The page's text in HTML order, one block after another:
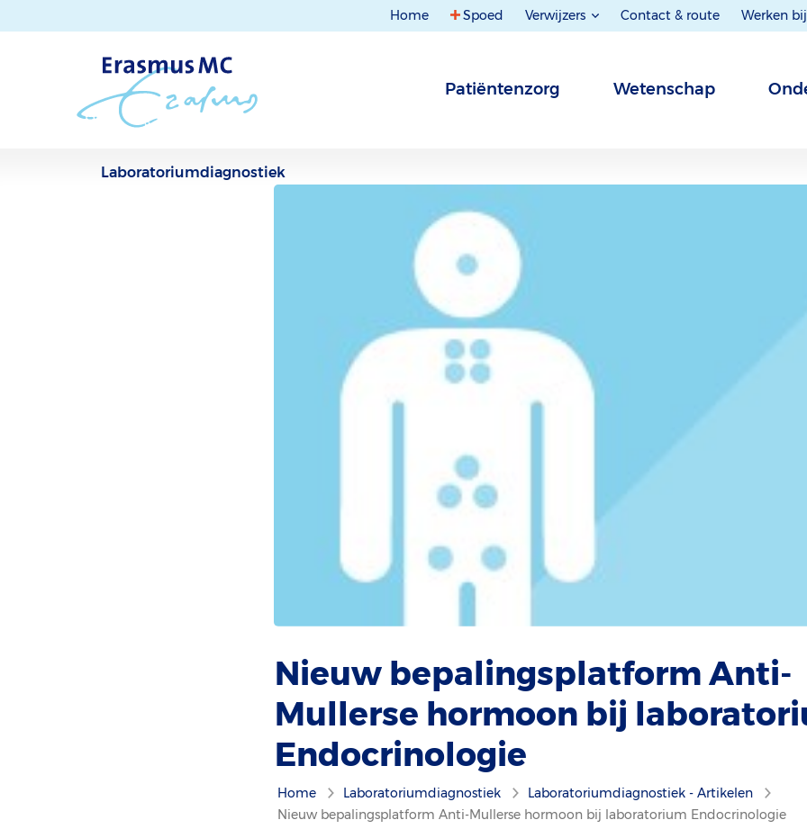
Home Spoed Verwijzers Contact & route Werken bij
Patiëntenzorg Wetenschap
Laboratoriumdiagnostiek
Nieuw bepalingsplatform Anti-
Mullerse hormoon bij
Endocrinologie
Home Laboratoriumdiagnostiek
Laboratorium­diagnostiek - Artikelen
Nieuw bepalingsplatform Anti-Mullerse hormoon bij laboratorium Endocrinologie